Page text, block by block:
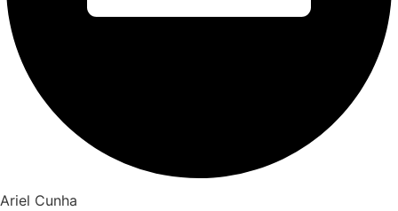
Ariel Cunha